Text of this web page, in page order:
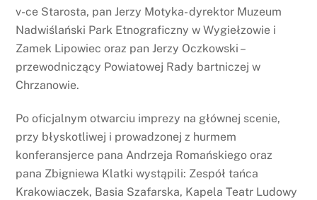
v-ce Starosta, pan Jerzy Motyka- dyrektor Muzeum
Nadwiślański Park Etnograficzny w Wygiełzowie i
Zamek Lipowiec oraz pan Jerzy Oczkowski –
przewodniczący Powiatowej Rady bartniczej w
Chrzanowie.
Po oficjalnym otwarciu imprezy na głównej scenie,
przy błyskotliwej i prowadzonej z hurmem
konferansjerce pana Andrzeja Romańskiego oraz
pana Zbigniewa Klatki wystąpili: Zespół tańca
Krakowiaczek, Basia Szafarska, Kapela Teatr Ludowy